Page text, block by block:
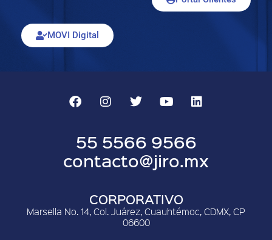
MOVI Digital
55 5566 9566
contacto@jiro.mx
CORPORATIVO
Marsella No. 14, Col. Juárez, Cuauhtémoc, CDMX, CP
06600